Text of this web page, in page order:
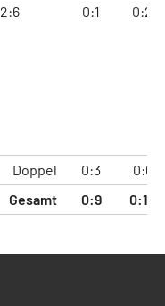
2:6 0:1 0:2
Doppel 0:3
0:6
Gesamt
0:9 0:18